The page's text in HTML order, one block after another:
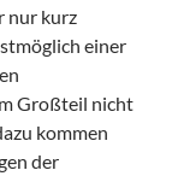
nur kurz
einer
Großteil nicht
kommen
der